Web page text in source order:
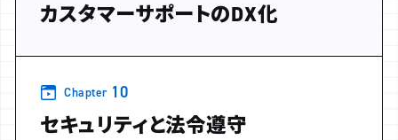
カスタマーサポートのDX化
Chapter 10
セキュリティと法令遵守